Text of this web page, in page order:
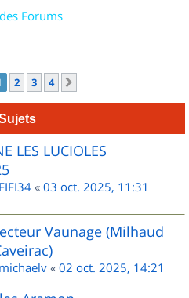
Forums
2 3 4
LES LUCIOLES
FIFI34 « 03 oct. 2025, 11:31
Vaunage (Milhaud
michaelv « 02 oct. 2025, 14:21